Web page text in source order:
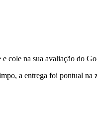
na sua avaliação do
a entrega foi pontual